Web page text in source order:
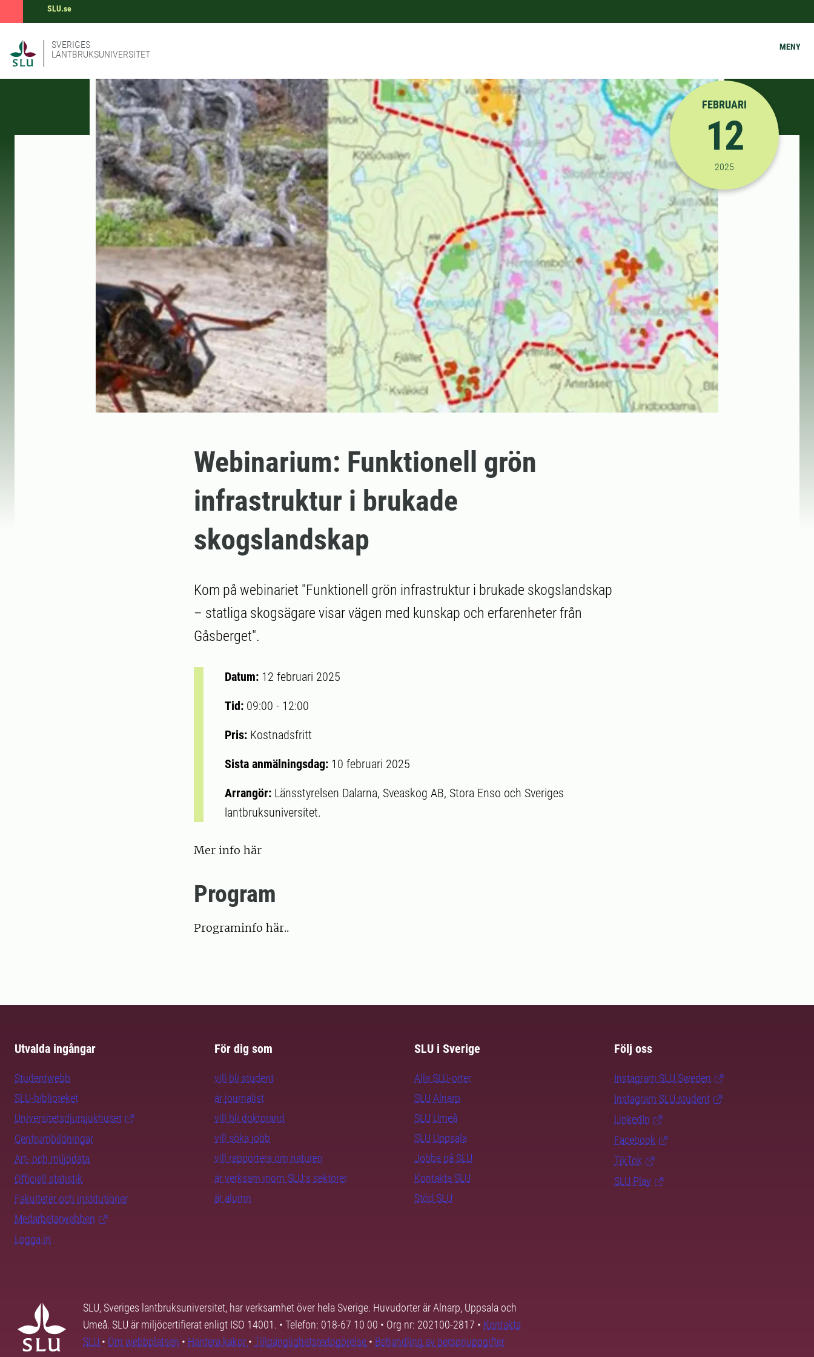
SLU.se
SVERIGES
LANTBRUKSUNIVERSITET
MENY
2025-02-12 09:00:00
FEBRUARI
12
2025
Webinarium: Funktionell grön
infrastruktur i brukade
skogslandskap
Kom på webinariet "Funktionell grön infrastruktur i brukade skogslandskap
– statliga skogsägare visar vägen med kunskap och erfarenheter från
Gåsberget".
Datum: 12 februari 2025
Tid: 09:00 - 12:00
Pris: Kostnadsfritt
Sista anmälningsdag: 10 februari 2025
Arrangör: Länsstyrelsen Dalarna, Sveaskog AB, Stora Enso och Sveriges
lantbruksuniversitet.
Mer info här
Program
Programinfo här..
Utvalda ingångar
Studentwebb
SLU-biblioteket
Universitetsdjursjukhuset
Centrumbildningar
Art- och miljödata
Officiell statistik
Fakulteter och institutioner
Medarbetarwebben
Logga in
För dig som
vill bli student
är journalist
vill bli doktorand
vill söka jobb
vill rapportera om naturen
är verksam inom SLU:s sektorer
är alumn
SLU i Sverige
Alla SLU-orter
SLU Alnarp
SLU Umeå
SLU Uppsala
Jobba på SLU
Kontakta SLU
Stöd SLU
Följ oss
Instagram SLU.Sweden
Instagram SLU.student
LinkedIn
Facebook
TikTok
SLU Play
SLU, Sveriges lantbruksuniversitet, har verksamhet över hela Sverige. Huvudorter är Alnarp, Uppsala och
Umeå. SLU är miljöcertifierat enligt ISO 14001. • Telefon: 018-67 10 00 • Org nr: 202100-2817 • Kontakta
SLU • Om webbplatsen • Hantera kakor • Tillgänglighetsredogörelse • Behandling av personuppgifter